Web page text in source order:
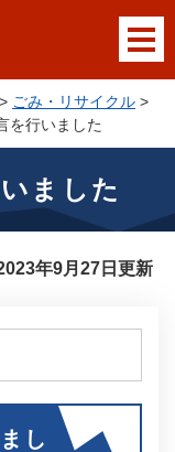
> ごみ・リサイクル >
を行いました
ました
年9月27日更新
し